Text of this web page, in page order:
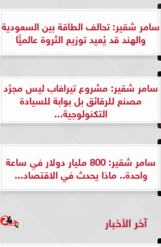
سامر شقير: تحالف الطاقة بين السعودية
والهند قد يُعيد توزيع الثروة عالميًّا
سامر شقير: مشروع تيرافاب ليس مجرَّد
مصنع للرقائق بل بوابة للسيادة
التكنولوجية...
سامر شقير: 800 مليار دولار في ساعة
واحدة.. ماذا يحدث في الاقتصاد...
آخر الأخبار